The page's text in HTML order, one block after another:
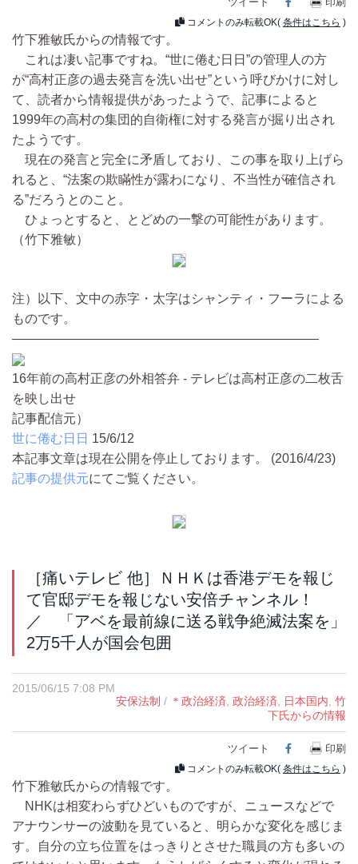
コメントのみ転載OK( 条件はこちら )
竹下雅敏氏からの情報です。
これは凄い記事ですね。“世に倦む日日”の管理人の方
が“高村正彦の過去発言を洗い出せ”という呼びかけに対し
て、読者から情報提供があったようで、記事によると
1999年の高村の集団的自衛権に対する発言が掘り出され
たようです。
現在の発言と完全に矛盾しており、この事を取り上げら
れると、“法案の欺瞞性が露わになり、不当性が確信され
る”だろうとのこと。
ひょっとすると、とどめの一撃の可能性があります。
（竹下雅敏）
注）以下、文中の赤字・太字はシャンティ・フーラによる
ものです。
――――――――――――――――――――――――
16年前の高村正彦の外相答弁 - テレビは高村正彦の二枚舌
を映し出せ
記事配信元）
世に倦む日日 15/6/12
本記事文章は現在公開を停止しております。 (2016/4/23)
記事の提供元にてご覧ください。
［痛いテレビ 他］ＮＨＫは香港デモを報じ
て官邸デモを報じない安倍チャンネル！
／ 「アベを最前線に送る戦争絶滅法案を」
2万5千人が国会包囲
2015/06/15 7:08 PM
安保法制 / ＊政治経済 政治経済 日本国内 竹
下氏からの情報
ツイート Facebook
印刷
コメントのみ転載OK( 条件はこちら )
竹下雅敏氏からの情報です。
NHKは相変わらずひどいものですが、ニュースなどで
アナウンサーの波動を見ていると、明らかな変化を感じま
す。自分の立ち位置をはっきりとさせた職員の方も多いの